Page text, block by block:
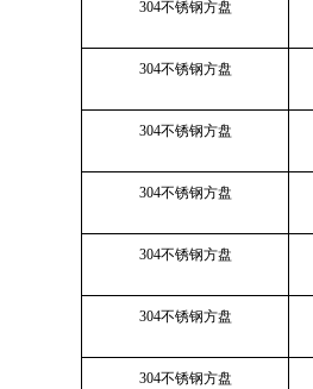
304不锈钢方盘
304不锈钢方盘
304不锈钢方盘
304不锈钢方盘
304不锈钢方盘
304不锈钢方盘
304不锈钢方盘